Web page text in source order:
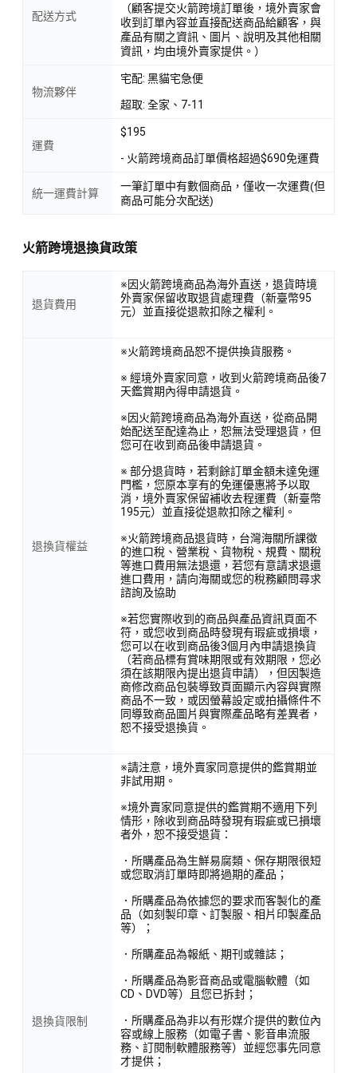
配送方式
（顧客提交火箭跨境訂單後，境外賣家會
收到訂單內容並直接配送商品給顧客，與
產品有關之資訊、圖片、說明及其他相關
資訊，均由境外賣家提供。）
物流夥伴
宅配: 黑貓宅急便
超取: 全家、7-11
運費
$195
- 火箭跨境商品訂單價格超過$690免運費
統一運費計算
一筆訂單中有數個商品，僅收一次運費(但
商品可能分次配送)
火箭跨境退換貨政策
退貨費用
※因火箭跨境商品為海外直送，退貨時境
外賣家保留收取退貨處理費（新臺幣95
元）並直接從退款扣除之權利。
退換貨權益
※火箭跨境商品恕不提供換貨服務。
※ 經境外賣家同意，收到火箭跨境商品後7
天鑑賞期內得申請退貨。
※因火箭跨境商品為海外直送，從商品開
始配送至配達為止，恕無法受理退貨，但
您可在收到商品後申請退貨。
※ 部分退貨時，若剩餘訂單金額未達免運
門檻，您原本享有的免運優惠將予以取
消，境外賣家保留補收去程運費（新臺幣
195元）並直接從退款扣除之權利。
※火箭跨境商品退貨時，台灣海關所課徵
的進口稅、營業稅、貨物稅、規費、關稅
等進口費用無法退還，若您有意請求退還
進口費用，請向海關或您的稅務顧問尋求
諮詢及協助
※若您實際收到的商品與產品資訊頁面不
符，或您收到商品時發現有瑕疵或損壞，
您可以在收到商品後3個月內申請退換貨
（若商品標有賞味期限或有效期限，您必
須在該期限內提出退貨申請），但因製造
商修改商品包裝導致頁面顯示內容與實際
商品不一致，或因螢幕設定或拍攝條件不
同導致商品圖片與實際產品略有差異者，
恕不接受退換貨。
退換貨限制
※請注意，境外賣家同意提供的鑑賞期並
非試用期。
※境外賣家同意提供的鑑賞期不適用下列
情形，除收到商品時發現有瑕疵或已損壞
者外，恕不接受退貨：
．所購產品為生鮮易腐類、保存期限很短
或您取消訂單時即將過期的產品；
．所購產品為依據您的要求而客製化的產
品（如刻製印章、訂製服、相片印製產品
等）；
．所購產品為報紙、期刊或雜誌；
．所購產品為影音商品或電腦軟體（如
CD、DVD等）且您已拆封；
．所購產品為非以有形媒介提供的數位內
容或線上服務（如電子書、影音串流服
務、訂閱制軟體服務等）並經您事先同意
才提供；